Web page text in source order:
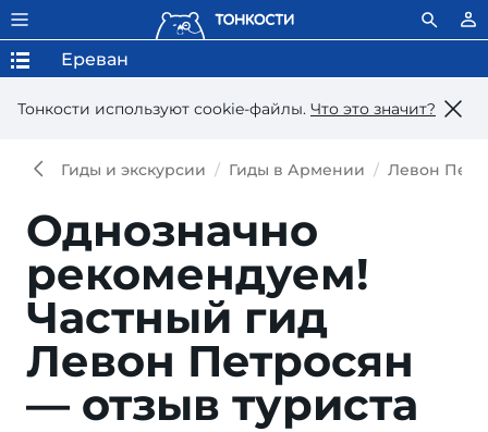
Тонкости используют сookie-файлы. Что это значит?
Ереван
Гиды и экскурсии Гиды в Армении Левон
Однозначно
рекомендуем!
Частный гид
Левон Петросян
— отзыв туриста